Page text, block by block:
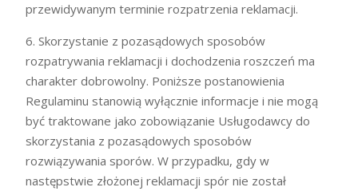
przewidywanym terminie rozpatrzenia reklamacji.
6. Skorzystanie z pozasądowych sposobów
rozpatrywania reklamacji i dochodzenia roszczeń ma
charakter dobrowolny. Poniższe postanowienia
Regulaminu stanowią wyłącznie informacje i nie mogą
być traktowane jako zobowiązanie Usługodawcy do
skorzystania z pozasądowych sposobów
rozwiązywania sporów. W przypadku, gdy w
następstwie złożonej reklamacji spór nie został